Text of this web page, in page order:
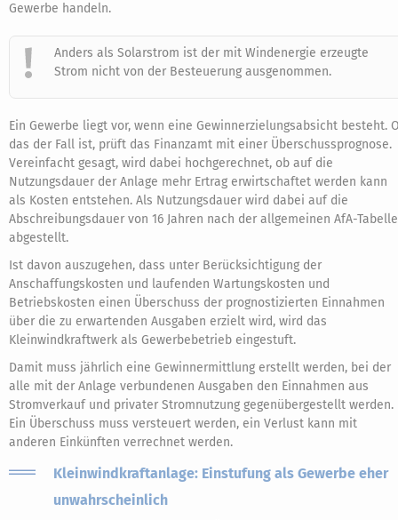
Gewerbe handeln.
Anders als Solarstrom ist der mit Windenergie erzeugte
Strom nicht von der Besteuerung ausgenommen.
Ein Gewerbe liegt vor, wenn eine Gewinnerzielungsabsicht besteht.
das der Fall ist, prüft das Finanzamt mit einer Überschussprognose.
Vereinfacht gesagt, wird dabei hochgerechnet, ob auf die
Nutzungsdauer der Anlage mehr Ertrag erwirtschaftet werden kann
als Kosten entstehen. Als Nutzungsdauer wird dabei auf die
Abschreibungsdauer von 16 Jahren nach der allgemeinen AfA-Tabelle
abgestellt.
Ist davon auszugehen, dass unter Berücksichtigung der
Anschaffungskosten und laufenden Wartungskosten und
Betriebskosten einen Überschuss der prognostizierten Einnahmen
über die zu erwartenden Ausgaben erzielt wird, wird das
Kleinwindkraftwerk als Gewerbebetrieb eingestuft.
Damit muss jährlich eine Gewinnermittlung erstellt werden, bei der
alle mit der Anlage verbundenen Ausgaben den Einnahmen aus
Stromverkauf und privater Stromnutzung gegenübergestellt werden.
Ein Überschuss muss versteuert werden, ein Verlust kann mit
anderen Einkünften verrechnet werden.
Kleinwindkraftanlage: Einstufung als Gewerbe eher
unwahrscheinlich